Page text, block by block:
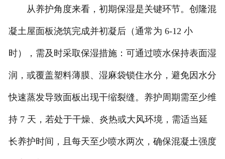
从养护角度来看，初期保湿是关键环节。创隆混
凝土屋面板浇筑完成并初凝后（通常为 6-12 小
时），需及时采取保湿措施：可通过喷水保持表面湿
润，或覆盖塑料薄膜、湿麻袋锁住水分，避免因水分
快速蒸发导致面板出现干缩裂缝。养护周期需至少维
持 7 天，若处于干燥、炎热或大风环境，需适当延
长养护时间，且每天至少喷水两次，确保混凝土强度